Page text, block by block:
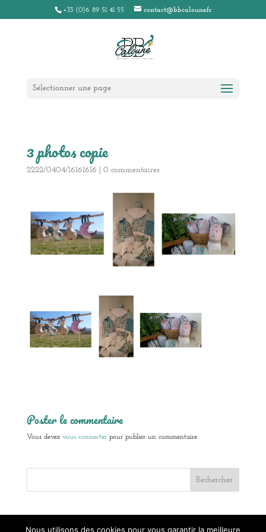
+33 (0)6 89 51 41 55 contact@bbcaloune.fr
Sélectionner une page
3 photos copie
2222/0404/16161616 0 commentaires
Poster le commentaire
Vous devez vous connecterpour publier un commentaire.
Nous utilisons des cookies pour vous garantir la meilleure